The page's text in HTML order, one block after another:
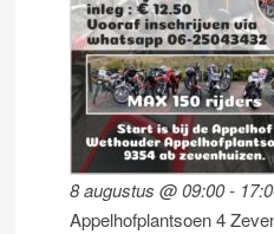
8 augustus @ 09:00-
Appelhofplantsoen 4